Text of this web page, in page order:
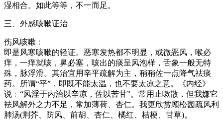
湿相合。如此等等，不一而足。
三、外感咳嗽证治
伤风咳嗽﹕
即是风寒咳嗽的轻证。恶寒发热都不明显，或微恶风，喉必
痒，一痒就咳，鼻必塞，咳出的痰呈风泡样，舌象一般无特
殊，脉浮滑。其治宜用辛平疏解为主，稍稍佐一点降气祛痰
药。所谓“平”，即既不能太温，也不要太凉之意。《内经》
说﹕“风淫于内治以辛凉，佐以苦甘”。常用止嗽散，但我嫌它
袪风解外之力不足，常加薄荷、杏仁。我更欣赏顾松园疏风利
肺汤(荆芥、防风、前胡、杏仁、橘红、桔梗、甘草)。